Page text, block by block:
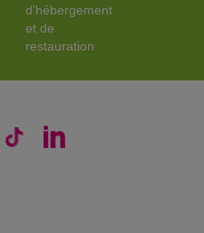
d'hébergement
et de
restauration